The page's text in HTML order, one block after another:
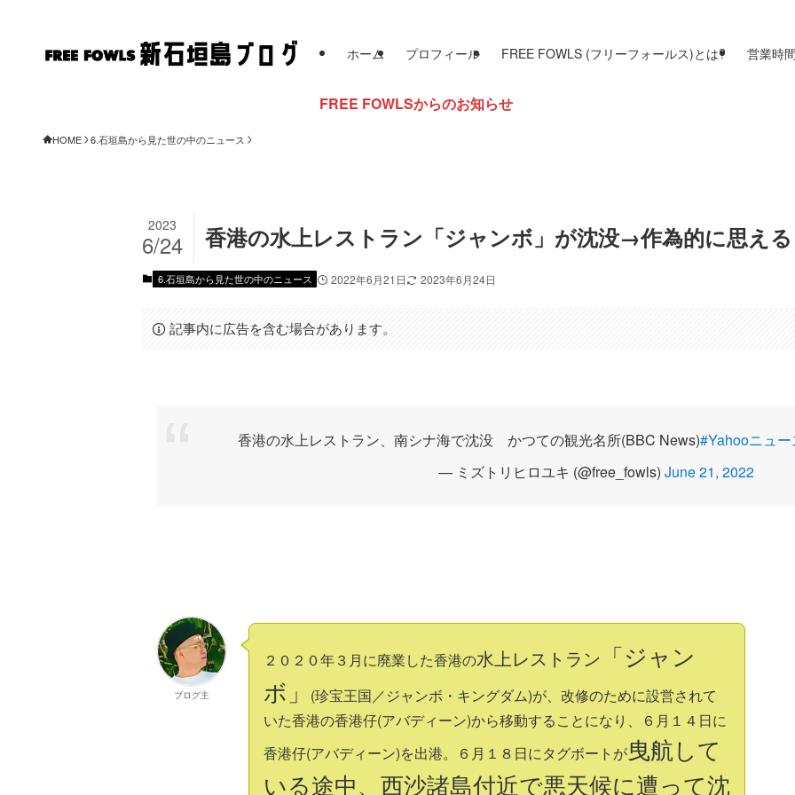
ホーム プロフィール FREE FOWLS (フリーフォールス)とは? 営業時
FREE FOWLSからのお知らせ
HOME 6.石垣島から見た世の中のニュース
香港の水上レストラン「ジャンボ」が沈没→作為的に思え
2023
6/24
6.石垣島から見た世の中のニュース 2022年6月21日 2023年6月24日
記事内に広告を含む場合があります。
香港の水上レストラン、南シナ海で沈没 かつての観光名所(BBC News)#Yahooニュー
— ミズトリヒロユキ (@free_fowls) June 21, 2022
ブログ主
２０２０年３月に廃業した香港の水上レストラン 「ジャン
ボ」
(珍宝王国／ジャンボ・キングダム)が、改修のために設営されて
いた香港の香港仔(アバディーン)から移動することになり、６月１４日に
香港仔(アバディーン)を出港。６月１８日にタグボートが曳航して
いる途中、西沙諸島付近で悪天候に遭って沈